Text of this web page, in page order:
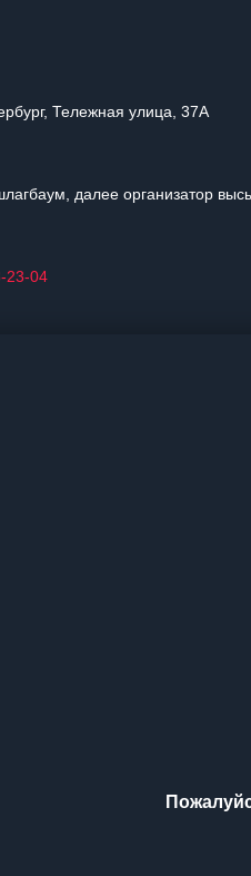
Тележная улица, 37А
далее организатор
23-04